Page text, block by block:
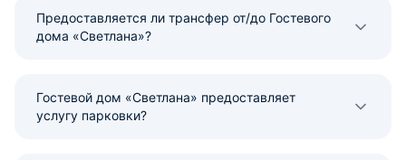
Предоставляется ли трансфер от/до Гостевого
дома «Светлана»?
Гостевой дом «Светлана» предоставляет
услугу парковки?